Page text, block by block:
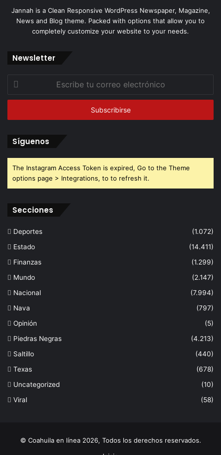
Jannah is a Clean Responsive WordPress Newspaper, Magazine,
News and Blog theme. Packed with options that allow you to
completely customize your website to your needs.
Newsletter
Escribe
correo
Síguenos
The Instagram Access Token is expired, Go to the Theme
options page > Integrations, to to refresh it.
Secciones
Deportes
(1.072)
Estado
(14.411)
Finanzas
(1.299)
Mundo
(2.147)
Nacional
(7.994)
Nava
(797)
Opinión
(5)
Piedras Negras
(4.213)
Saltillo
(440)
Texas
(678)
Uncategorized
(10)
Viral
(58)
© Coahuila en línea 2026, Todos los derechos reservados.